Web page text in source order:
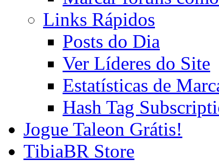
Links Rápidos
Posts do Dia
Ver Líderes do Site
Estatísticas de
Hash Tag
Jogue Taleon Grátis!
TibiaBR Store